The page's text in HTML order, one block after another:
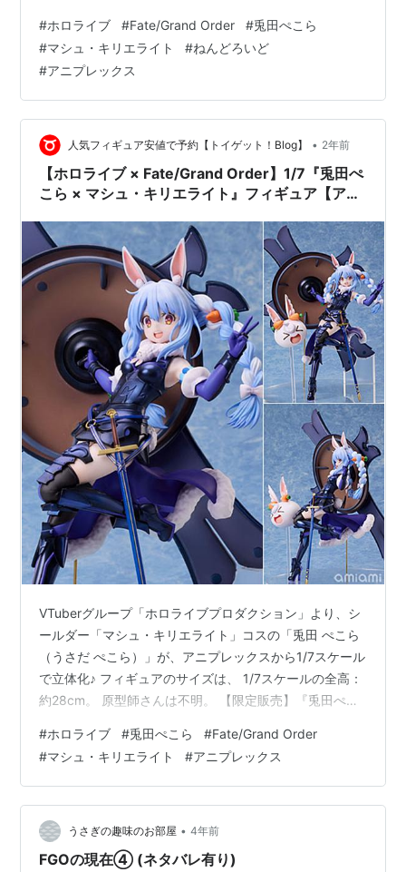
表情パーツは、「笑顔」「戦闘顔」「リヨ顔」の全3種☆
その他、「疑似展開／人理の礎（ロード・カルデア
ス）」「フォウくん野うさぎ」等が付属♪ フィギュアのサ
イズは、 ノンスケールの全高：約10cm。 原型制作は
「鵜殿一佳」。 （※敬称略） ねんどろいど『兎田ぺこら
（マシュ・…
#ホロライブ #Fate/Grand Order #兎田ぺこら
#マシュ・キリエライト #ねんどろいど
#アニプレックス
人気フィギュア安値で予約【トイゲット！Blog】 • 2年前
【ホロライブ × Fate/Grand Order】1/7『兎田ぺ
こら × マシュ・キリエライト』フィギュア【アニ
VTuberグループ「ホロライブプロダクション」より、シ
ールダー「マシュ・キリエライト」コスの「兎田 ぺこら
（うさだ ぺこら）」が、アニプレックスから1/7スケール
で立体化♪ フィギュアのサイズは、 1/7スケールの全高：
約28cm。 原型師さんは不明。 【限定販売】『兎田ぺこ
アニプレックスより2025年08月発売の予定です♪
【Amazon】ヴァイスシュヴァルツ『ホロライブ
Vol.1&Vol.2 Re:Mix』【ブシロード】 【駿河屋】
Fate/Grand Order『マシュ デンジャラス・ビースト』
1/7 フィギュア【グッスマ】 …
#ホロライブ #兎田ぺこら #Fate/Grand Order
#マシュ・キリエライト #アニプレックス
うさぎの趣味のお部屋 • 4年前
FGOの現在④ (ネタバレ有り)